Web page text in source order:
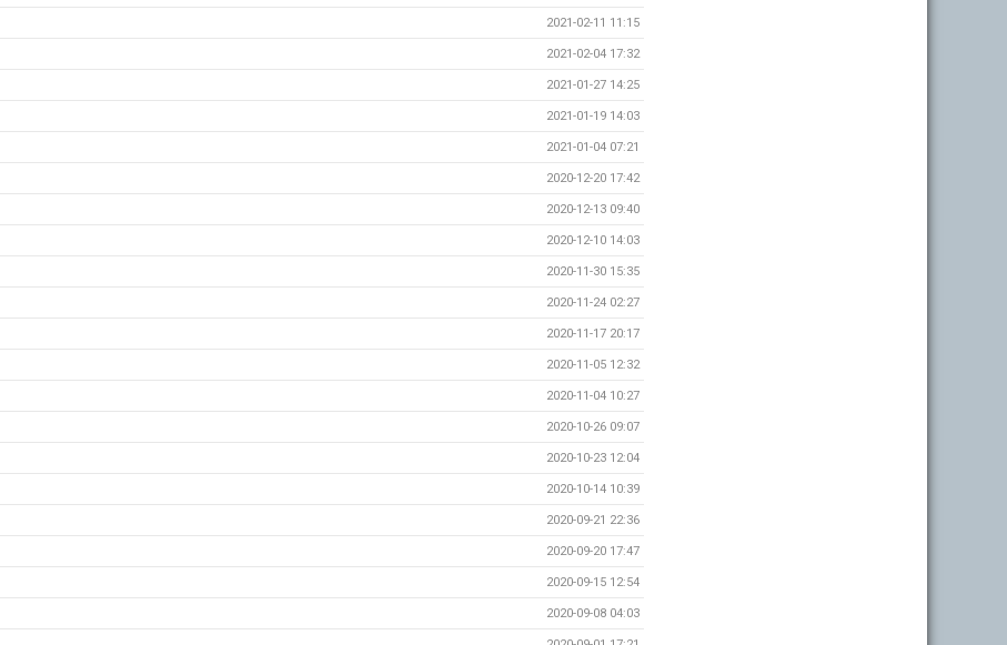
2021-02-11 11:15
2021-02-04 17:32
2021-01-27 14:25
2021-01-19 14:03
2021-01-04 07:21
2020-12-20 17:42
2020-12-13 09:40
2020-12-10 14:03
2020-11-30 15:35
2020-11-24 02:27
2020-11-17 20:17
2020-11-05 12:32
2020-11-04 10:27
2020-10-26 09:07
2020-10-23 12:04
2020-10-14 10:39
2020-09-21 22:36
2020-09-20 17:47
2020-09-15 12:54
2020-09-08 04:03